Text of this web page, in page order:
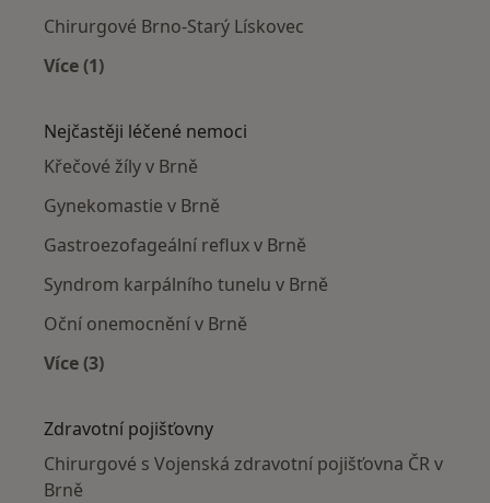
Chirurgové Brno-Starý Lískovec
Více (1)
Nejčastěji léčené nemoci
Křečové žíly v Brně
Gynekomastie v Brně
Gastroezofageální reflux v Brně
Syndrom karpálního tunelu v Brně
Oční onemocnění v Brně
Více (3)
Zdravotní pojišťovny
Chirurgové s Vojenská zdravotní pojišťovna ČR v
Brně